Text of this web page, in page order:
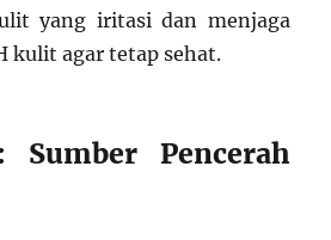
yang iritasi dan menjaga
kulit agar tetap sehat.
Sumber Pencerah